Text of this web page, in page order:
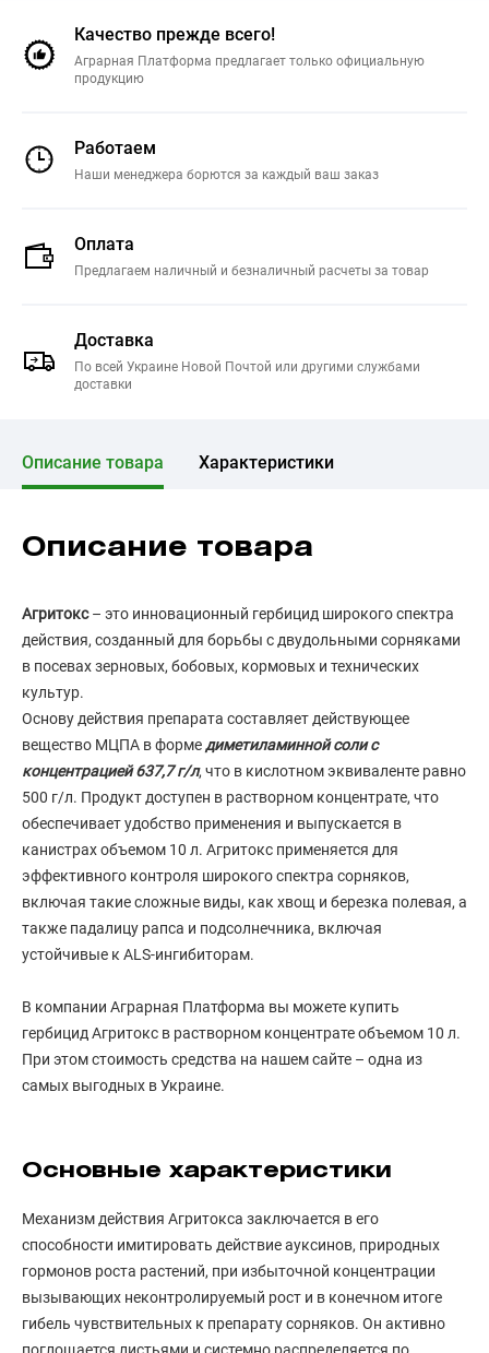
Качество прежде всего!
Аграрная Платформа предлагает только официальную
продукцию
Работаем
Наши менеджера борются за каждый ваш заказ
Оплата
Предлагаем наличный и безналичный расчеты за товар
Доставка
По всей Украине Новой Почтой или другими службами
доставки
Описание товара Характеристики
Описание товара
Агритокс– это инновационный гербицид широкого спектра
действия, созданный для борьбы с двудольными сорняками
в посевах зерновых, бобовых, кормовых и технических
культур.
Основу действия препарата составляет действующее
вещество МЦПА в формедиметиламинной соли с
концентрацией 637,7 г/л, что в кислотном эквиваленте равно
500 г/л. Продукт доступен в растворном концентрате, что
обеспечивает удобство применения и выпускается в
канистрах объемом 10 л. Агритокс применяется для
эффективного контроля широкого спектра сорняков,
включая такие сложные виды, как хвощ и березка полевая, а
также падалицу рапса и подсолнечника, включая
устойчивые к ALS-ингибиторам.
В компании Аграрная Платформа вы можете купить
гербицид Агритокс в растворном концентрате объемом 10 л.
При этом стоимость средства на нашем сайте – одна из
самых выгодных в Украине.
Основные характеристики
Механизм действия Агритокса заключается в его
способности имитировать действие ауксинов, природных
гормонов роста растений, при избыточной концентрации
вызывающих неконтролируемый рост и в конечном итоге
гибель чувствительных к препарату сорняков. Он активно